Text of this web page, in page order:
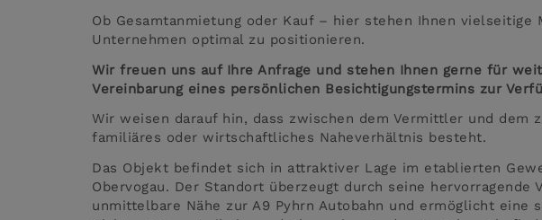
Ob Gesamtanmietung oder Kauf – hier stehen Ihnen
Unternehmen optimal zu positionieren.
Wir freuen uns auf Ihre Anfrage und stehen Ihnen gerne für
Vereinbarung eines persönlichen Besichtigungstermins zur
Wir weisen darauf hin, dass zwischen dem Vermittler und dem
familiäres oder wirtschaftliches Naheverhältnis besteht.
Das Objekt befindet sich in attraktiver Lage im etablierten
Obervogau. Der Standort überzeugt durch seine hervorragende
unmittelbare Nähe zur A9 Pyhrn Autobahn und ermöglicht eine